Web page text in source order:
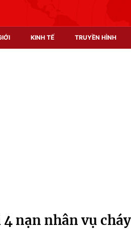
KINH TẾ TRUYỀN HÌNH
nạn nhân vụ